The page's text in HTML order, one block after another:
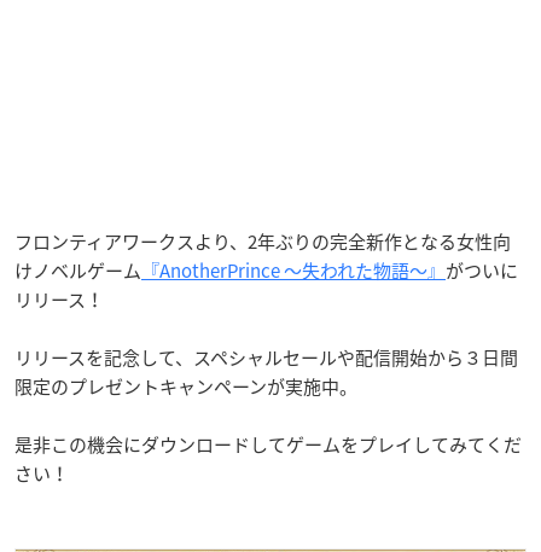
フロンティアワークスより、2年ぶりの完全新作となる女性向
けノベルゲーム 『AnotherPrince ～失われた物語～』 がついに
リリース！
リリースを記念して、スペシャルセールや配信開始から３日間
限定のプレゼントキャンペーンが実施中。
是非この機会にダウンロードしてゲームをプレイしてみてくだ
さい！